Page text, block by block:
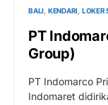
BALI KENDARI LOKER
PT
Group)
PT Indomarco
Indomaret